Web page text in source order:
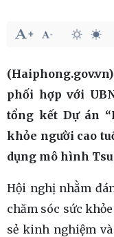
phối hợp với
tổng kết Dự án
khỏe người cao
dụng mô hình
Hội nghị nhằm
chăm sóc sức
sẻ kinh nghiệm